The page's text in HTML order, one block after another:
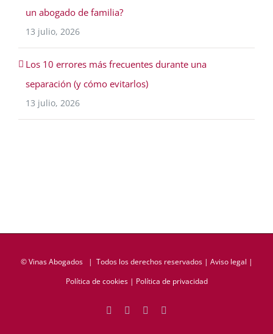
un abogado de familia?
13 julio, 2026
Los 10 errores más frecuentes durante una
separación (y cómo evitarlos)
13 julio, 2026
©Vinas Abogados| Todos los derechos reservados | Aviso legal |
Política de cookies| Política de privacidad
Facebook
TwitterLinkedIn